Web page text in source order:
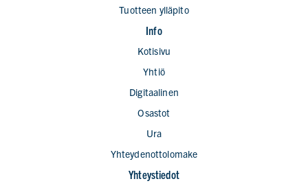
Tuotteen ylläpito
Info
Kotisivu
Yhtiö
Digitaalinen
Osastot
Ura
Yhteydenottolomake
Yhteystiedot